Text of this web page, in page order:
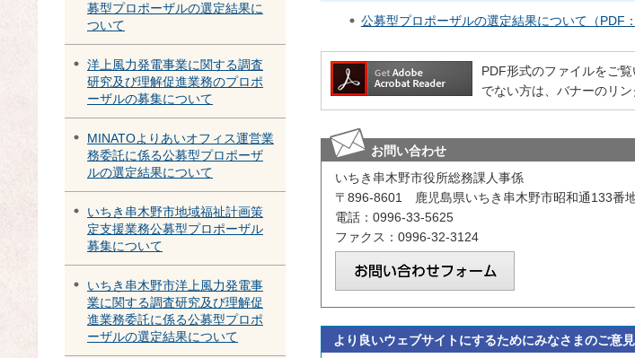
募型プロポーザルの選定結果に
ついて
洋上風力発電事業に関する調査
研究及び理解促進業務のプロポ
ーザルの募集について
MINATOよりあいオフィス運営業
務委託に係る公募型プロポーザ
ルの選定結果について
いちき串木野市地域福祉計画策
定支援業務公募型プロポーザル
募集について
いちき串木野市洋上風力発電事
業に関する調査研究及び理解促
進業務委託に係る公募型プロポ
ーザルの選定結果について
公募型プロポーザルの選定結果について（PDF：
PDF形式のファイルをご
でない方は、バナーのリ
お問い合わせ
いちき串木野市役所総務課人事係
〒896-8601 鹿児島県いちき串木野市昭和通133番
電話：0996-33-5625
ファクス：0996-32-3124
より良いウェブサイトにするためにみなさまのご意